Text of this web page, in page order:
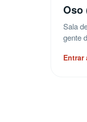
Oso
Sala
gente
Entrar